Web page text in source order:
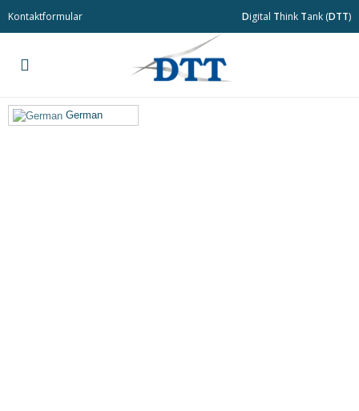
Kontaktformular Digital Think Tank (DTT)
German